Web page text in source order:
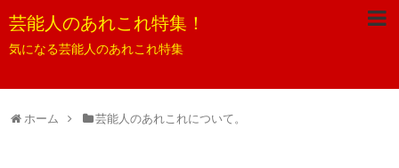
芸能人のあれこれ特集！
気になる芸能人のあれこれ特集
ホーム 芸能人のあれこれについて。